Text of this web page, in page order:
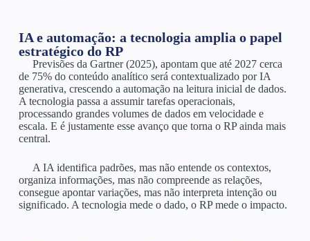
IA e automação: a tecnologia amplia o papel
estratégico do RP
Previsões da Gartner (2025), apontam que até 2027 cerca
de 75% do conteúdo analítico será contextualizado por IA
generativa, crescendo a automação na leitura inicial de dados.
A tecnologia passa a assumir tarefas operacionais,
processando grandes volumes de dados em velocidade e
escala. E é justamente esse avanço que torna o RP ainda mais
central.
A IA identifica padrões, mas não entende os contextos,
organiza informações, mas não compreende as relações,
consegue apontar variações, mas não interpreta intenção ou
significado. A tecnologia mede o dado, o RP mede o impacto.